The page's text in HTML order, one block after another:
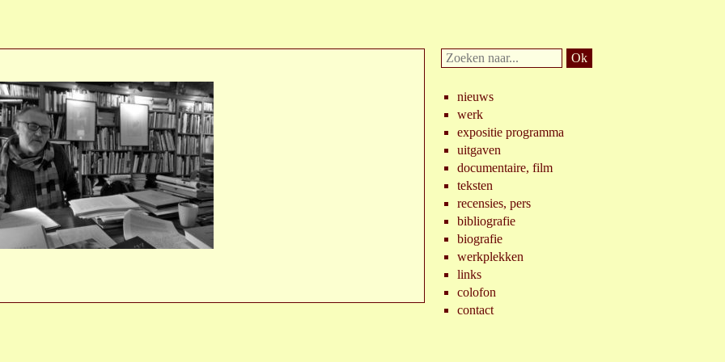
Doorzoek
website:
nieuws
werk
expositie programma
uitgaven
documentaire, film
teksten
recensies, pers
bibliografie
biografie
werkplekken
links
colofon
contact